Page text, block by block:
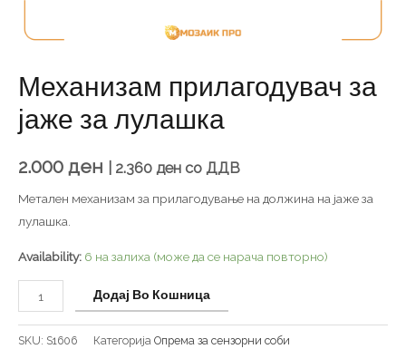
Механизам прилагодувач за
јаже за лулашка
2.000 ден 2.360 ден со ДДВ
Метален механизам за прилагодување на должина на јаже за
лулашка.
Availability: 6 на залиха (може да се нарача повторно)
Додај Во Кошница
SKU: S1606 Категорија Опрема за сензорни соби